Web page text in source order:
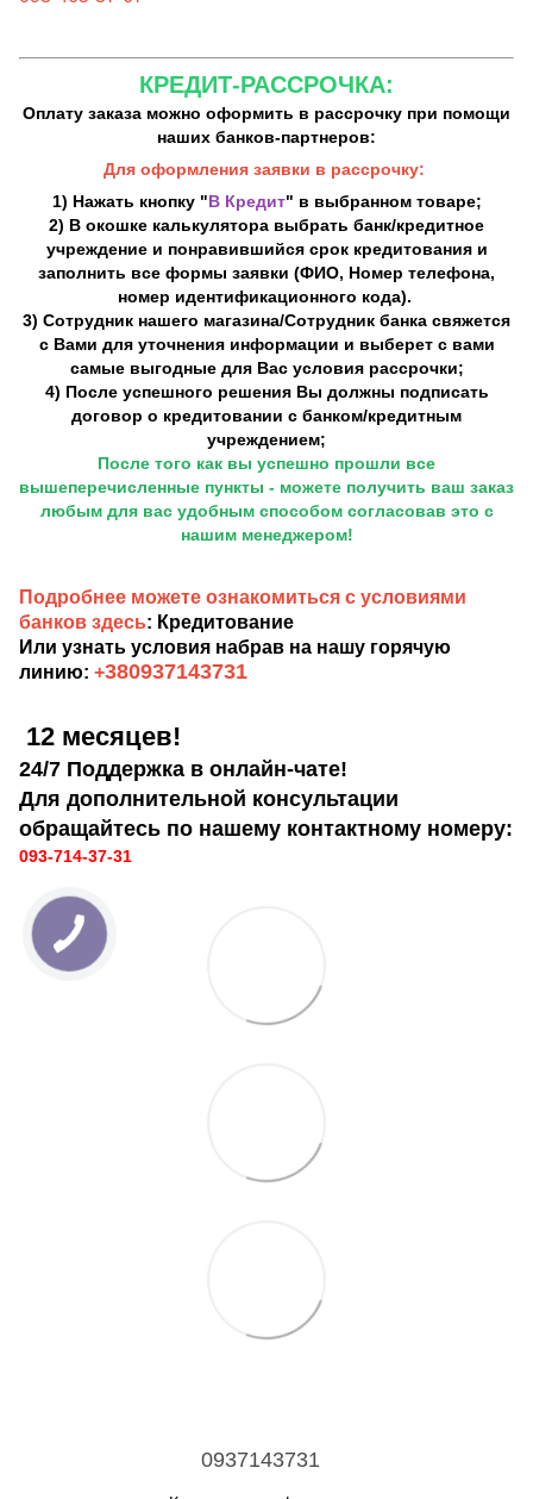
КРЕДИТ-РАССРОЧКА:
Оплату заказа можно оформить в рассрочку при помощи
наших банков-партнеров:
Для оформления заявки в рассрочку:
1) Нажать кнопку "В Кредит" в выбранном товаре;
2) В окошке калькулятора выбрать банк/кредитное
учреждение и понравившийся срок кредитования и
заполнить все формы заявки (ФИО, Номер телефона,
номер идентификационного кода).
3) Сотрудник нашего магазина/Сотрудник банка свяжется
с Вами для уточнения информации и выберет с вами
самые выгодные для Вас условия рассрочки;
4) После успешного решения Вы должны подписать
договор о кредитовании с банком/кредитным
учреждением;
После того как вы успешно прошли все
вышеперечисленные пункты - можете получить ваш заказ
любым для вас удобным способом согласовав это с
нашим менеджером!
Подробнее можете ознакомиться с условиями
банков здесь: Кредитование
Или узнать условия набрав на нашу горячую
линию: +380937143731
12 месяцев!
24/7 Поддержка в онлайн-чате!
Для дополнительной консультации
обращайтесь по нашему контактному номеру:
093-714-37-31
0937143731